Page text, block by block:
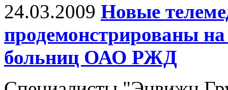
24.03.2009 Новые
продемонстрированы
больниц ОАО РЖД